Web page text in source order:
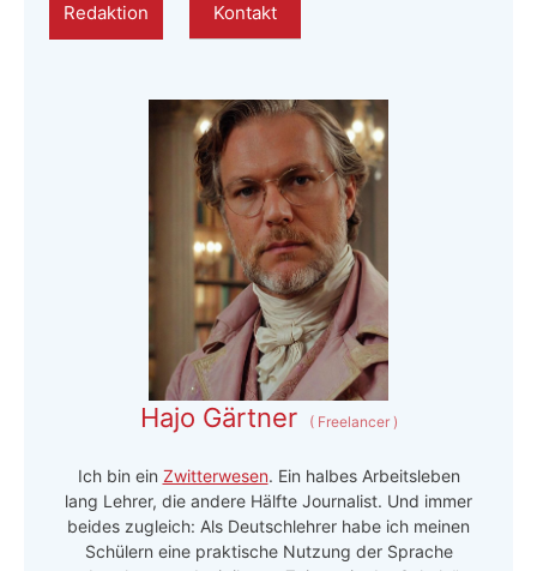
Redaktion Kontakt
Hajo Gärtner (Freelancer )
Ich bin ein Zwitterwesen. Ein halbes Arbeitsleben
lang Lehrer, die andere Hälfte Journalist. Und immer
beides zugleich: Als Deutschlehrer habe ich meinen
Schülern eine praktische Nutzung der Sprache